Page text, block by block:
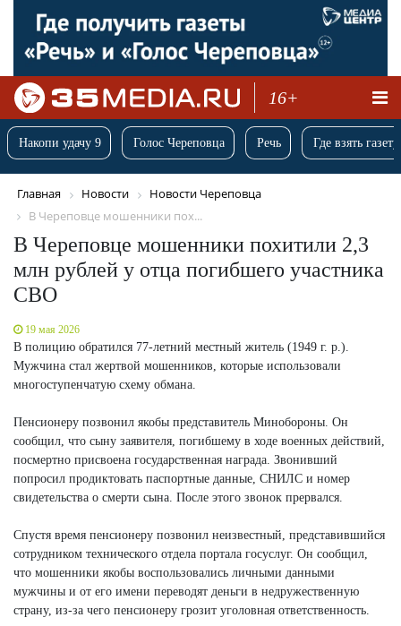
16+
Накопи удачу 9 Голос Череповца Речь Где взять
Главная Новости
Новости Череповца
В Череповце мошенники пох...
В Череповце мошенники похитили 2,3
млн рублей у отца погибшего участника
СВО
19 мая 2026
В полицию обратился 77-летний местный житель (1949 г. р.).
Мужчина стал жертвой мошенников, которые использовали
многоступенчатую схему обмана.
Пенсионеру позвонил якобы представитель Минобороны. Он
сообщил, что сыну заявителя, погибшему в ходе военных действий,
посмертно присвоена государственная награда. Звонивший
попросил продиктовать паспортные данные, СНИЛС и номер
свидетельства о смерти сына. После этого звонок прервался.
Спустя время пенсионеру позвонил неизвестный, представившийся
сотрудником технического отдела портала госуслуг. Он сообщил,
что мошенники якобы воспользовались личными данными
мужчины и от его имени переводят деньги в недружественную
страну, из-за чего пенсионеру грозит уголовная ответственность.